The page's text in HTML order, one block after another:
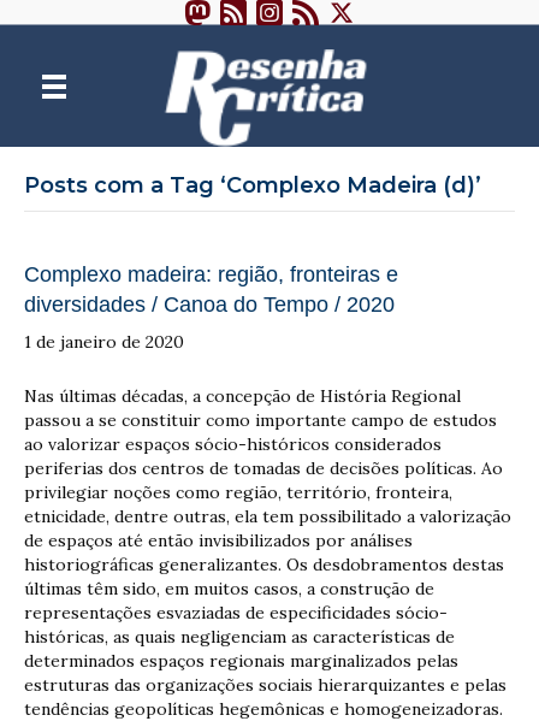
Posts com a Tag ‘Complexo Madeira (d)’
Complexo madeira: região, fronteiras e
diversidades / Canoa do Tempo / 2020
1 de janeiro de 2020
Nas últimas décadas, a concepção de História Regional
passou a se constituir como importante campo de estudos
ao valorizar espaços sócio-históricos considerados
periferias dos centros de tomadas de decisões políticas. Ao
privilegiar noções como região, território, fronteira,
etnicidade, dentre outras, ela tem possibilitado a valorização
de espaços até então invisibilizados por análises
historiográficas generalizantes. Os desdobramentos destas
últimas têm sido, em muitos casos, a construção de
representações esvaziadas de especificidades sócio-
históricas, as quais negligenciam as características de
determinados espaços regionais marginalizados pelas
estruturas das organizações sociais hierarquizantes e pelas
tendências geopolíticas hegemônicas e homogeneizadoras.